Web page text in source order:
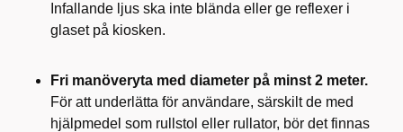
Infallande ljus ska inte blända eller ge reflexer i
glaset på kiosken.
Fri manöveryta med diameter på minst 2 meter.
För att underlätta för användare, särskilt de med
hjälpmedel som rullstol eller rullator, bör det finnas